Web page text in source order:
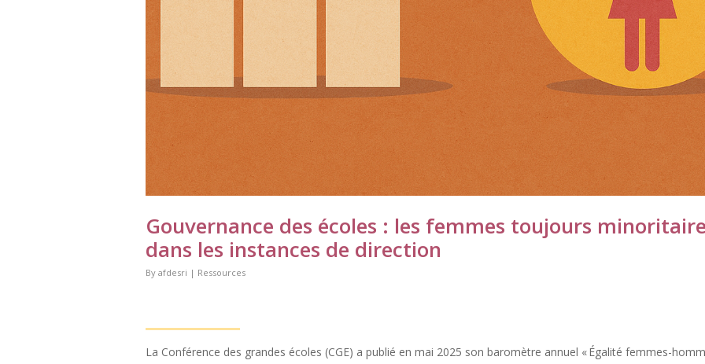
Gouvernance des écoles : les femmes toujours
dans les instances de direction
By afdesri | Ressources
La Conférence des grandes écoles (CGE) a publié en mai 2025 son baromètre annuel « Égalité femmes-